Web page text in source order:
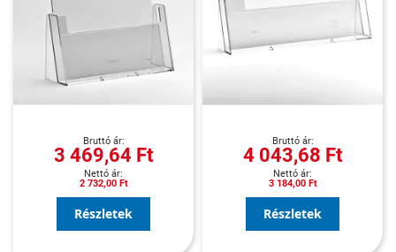
3 469,64 Ft
2 732,00 Ft
Részletek
4 043,68 Ft
3 184,00 Ft
Részletek